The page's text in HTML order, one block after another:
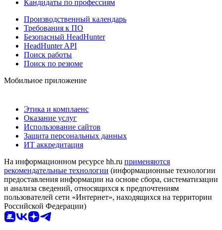
Кандидаты по профессиям
Производственный календарь
Требования к ПО
Безопасный HeadHunter
HeadHunter API
Поиск работы
Поиск по резюме
Мобильное приложение
Этика и комплаенс
Оказание услуг
Использование сайтов
Защита персональных данных
ИТ аккредитация
На информационном ресурсе hh.ru применяются
рекомендательные технологии (информационные технологии
предоставления информации на основе сбора, систематизации
и анализа сведений, относящихся к предпочтениям
пользователей сети «Интернет», находящихся на территории
Российской Федерации)